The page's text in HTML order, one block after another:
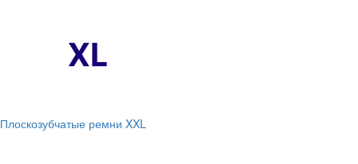
Плоскозубчатые ремни XXL